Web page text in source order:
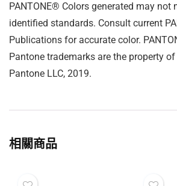
PANTONE® Colors generated may not
identified standards. Consult current
Publications for accurate color.
Pantone trademarks are the property
Pantone LLC, 2019.
相關商品